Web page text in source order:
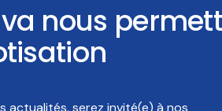
nous
actualités, serez invité(e) à nos